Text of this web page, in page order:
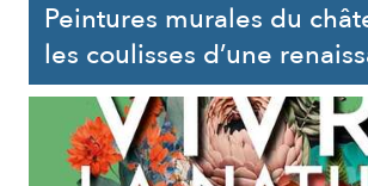
Peintures murales du
les coulisses d’une